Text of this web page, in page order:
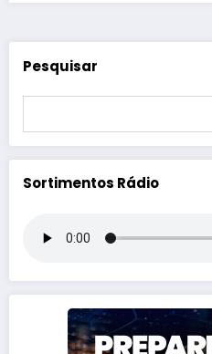
Pesquisar
Sortimentos Rádio